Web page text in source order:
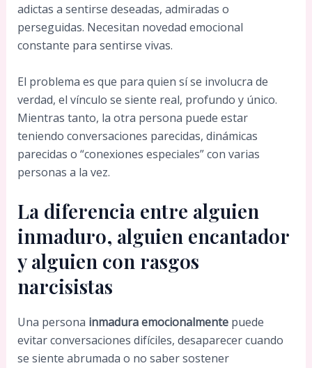
adictas a sentirse deseadas, admiradas o
perseguidas. Necesitan novedad emocional
constante para sentirse vivas.
El problema es que para quien sí se involucra de
verdad, el vínculo se siente real, profundo y único.
Mientras tanto, la otra persona puede estar
teniendo conversaciones parecidas, dinámicas
parecidas o “conexiones especiales” con varias
personas a la vez.
La diferencia entre alguien
inmaduro, alguien encantador
y alguien con rasgos
narcisistas
Una persona inmadura emocionalmentepuede
evitar conversaciones difíciles, desaparecer cuando
se siente abrumada o no saber sostener